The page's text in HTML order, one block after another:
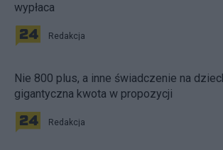
wypłaca
Redakcja
Nie 800 plus, a inne świadczenie na
gigantyczna kwota w propozycji
Redakcja